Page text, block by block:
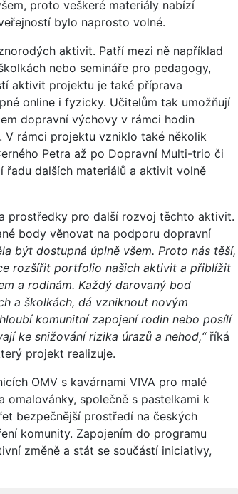
proto veškeré materiály nabízí
bylo naprosto volné.
aktivit. Patří mezi ně například
nebo semináře pro pedagogy,
aktivit projektu je také příprava
online i fyzicky. Učitelům tak umožňují
dopravní výchovy v rámci hodin
V rámci projektu vzniklo také několik
Petra až po Dopravní Multi-trio či
řadu dalších materiálů a aktivit volně
prostředky pro další rozvoj těchto aktivit.
body věnovat na podporu dopravní
být dostupná úplně všem. Proto nás těší,
rozšířit portfolio našich aktivit a přiblížit
a rodinám. Každý darovaný bod
a školkách, dá vzniknout novým
komunitní zapojení rodin nebo posílí
ke snižování rizika úrazů a nehod,“říká
projekt realizuje.
OMV s kavárnami VIVA pro malé
společně s pastelkami k
bezpečnější prostředí na českých
komunity. Zapojením do programu
změně a stát se součástí iniciativy,